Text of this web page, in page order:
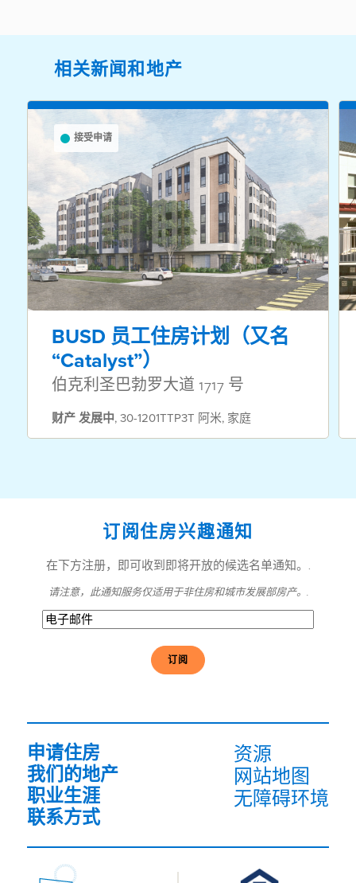
相关新闻和地产
接受申请
BUSD 员工住房计划（又名
“Catalyst”）
伯克利圣巴勃罗大道 1717 号
财产发展中,30-1201TTP3T 阿米, 家庭
订阅住房兴趣通知
在下方注册，即可收到即将开放的候选名单通知。.
请注意，此通知服务仅适用于非住房和城市发展部房产。.
电
子
申请住房
我们的地产
职业生涯
联系方式
资源
网站地图
无障碍环境